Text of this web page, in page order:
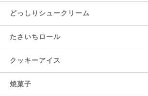
どっしりシュークリーム
たさいちロール
クッキーアイス
焼菓子